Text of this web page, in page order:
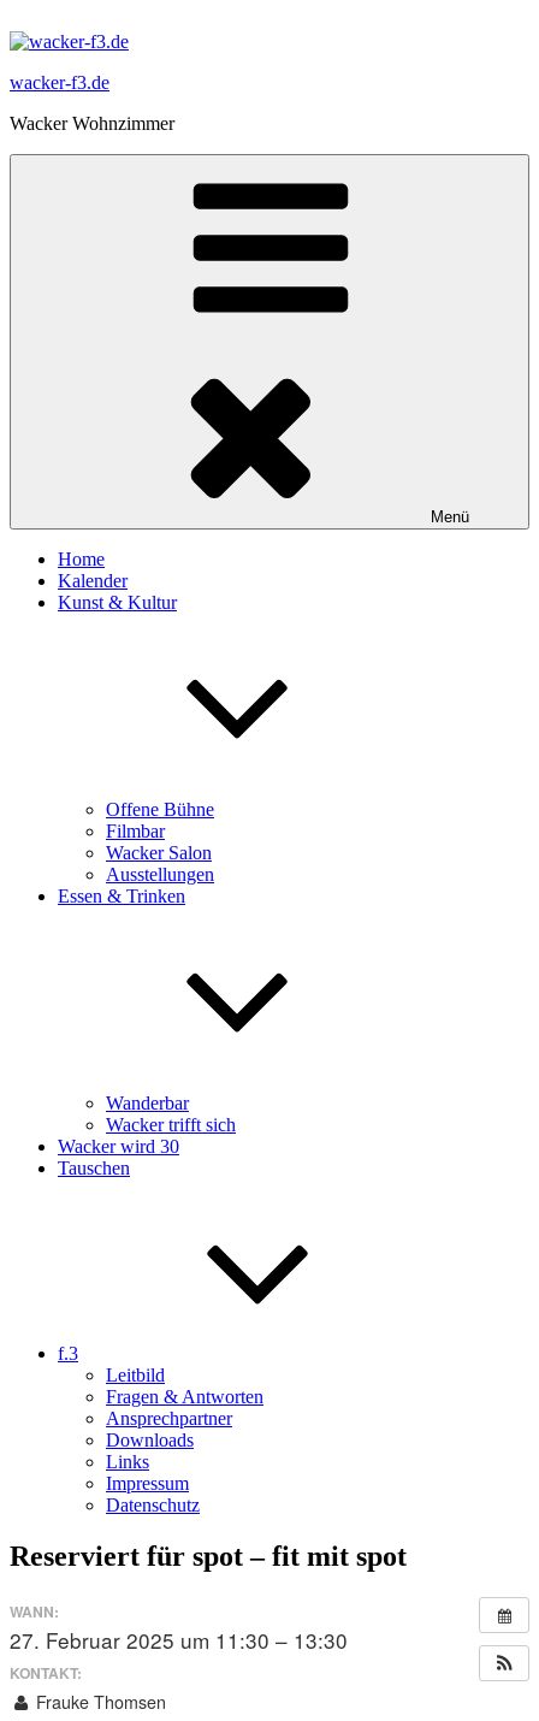
Inhalt
wacker-f3.de
Wacker Wohnzimmer
Menü
Home
Kalender
Kunst & Kultur
Offene Bühne
Filmbar
Wacker Salon
Ausstellungen
Essen & Trinken
Wanderbar
Wacker trifft sich
Wacker wird 30
Tauschen
f.3
Leitbild
Fragen & Antworten
Ansprechpartner
Downloads
Links
Impressum
Datenschutz
Reserviert für spot – fit mit spot
WANN:
27. Februar 2025 um 11:30 – 13:30
KONTAKT:
Frauke Thomsen